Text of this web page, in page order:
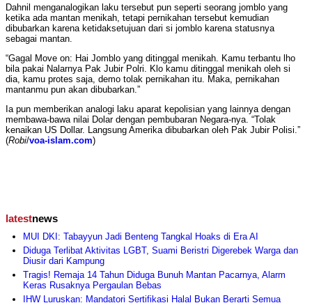
Dahnil menganalogikan laku tersebut pun seperti seorang jomblo yang
ketika ada mantan menikah, tetapi pernikahan tersebut kemudian
dibubarkan karena ketidaksetujuan dari si jomblo karena statusnya
sebagai mantan.
“Gagal Move on: Hai Jomblo yang ditinggal menikah. Kamu terbantu lho
bila pakai Nalarnya Pak Jubir Polri. Klo kamu ditinggal menikah oleh si
dia, kamu protes saja, demo tolak pernikahan itu. Maka, pernikahan
mantanmu pun akan dibubarkan.”
Ia pun memberikan analogi laku aparat kepolisian yang lainnya dengan
membawa-bawa nilai Dolar dengan pembubaran Negara-nya. “Tolak
kenaikan US Dollar. Langsung Amerika dibubarkan oleh Pak Jubir Polisi.”
(Robi/voa-islam.com)
latestnews
MUI DKI: Tabayyun Jadi Benteng Tangkal Hoaks di Era AI
Diduga Terlibat Aktivitas LGBT, Suami Beristri Digerebek Warga dan
Diusir dari Kampung
Tragis! Remaja 14 Tahun Diduga Bunuh Mantan Pacarnya, Alarm
Keras Rusaknya Pergaulan Bebas
IHW Luruskan: Mandatori Sertifikasi Halal Bukan Berarti Semua